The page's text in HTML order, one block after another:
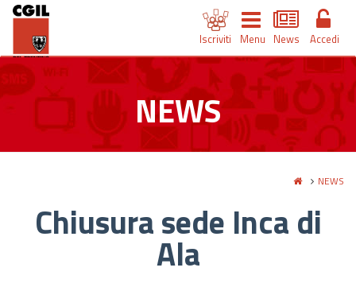
Iscriviti Menu News Accedi
NEWS
NEWS
Chiusura sede Inca di
Ala